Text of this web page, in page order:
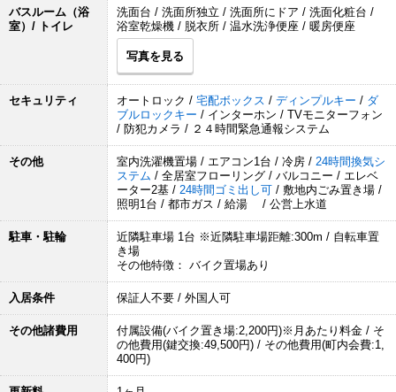
バスルーム（浴
室）/ トイレ
洗面台 / 洗面所独立 / 洗面所にドア / 洗面化粧台 /
浴室乾燥機 / 脱衣所 / 温水洗浄便座 / 暖房便座
写真を見る
セキュリティ オートロック / 宅配ボックス / ディンプルキー / ダ
ブルロックキー / インターホン / TVモニターフォン
/ 防犯カメラ / ２４時間緊急通報システム
その他 室内洗濯機置場 / エアコン1台 / 冷房 / 24時間換気シ
ステム / 全居室フローリング / バルコニー / エレベ
ーター2基 / 24時間ゴミ出し可 / 敷地内ごみ置き場 /
照明1台 / 都市ガス / 給湯 / 公営上水道
駐車・駐輪
近隣駐車場 1台 ※近隣駐車場距離:300m / 自転車置
き場
その他特徴： バイク置場あり
入居条件 保証人不要 / 外国人可
その他諸費用
付属設備(バイク置き場:2,200円)※月あたり料金 / そ
の他費用(鍵交換:49,500円) / その他費用(町内会費:1,
400円)